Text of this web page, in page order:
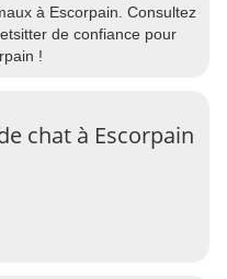
à Escorpain. Consultez
de confiance pour
!
chat à Escorpain